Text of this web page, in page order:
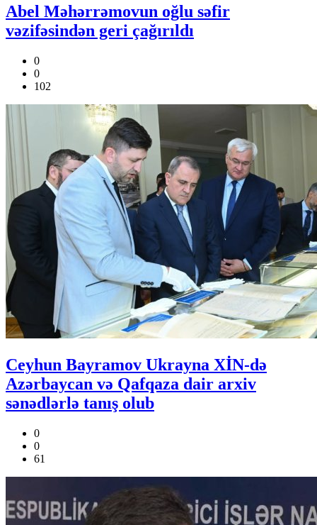
Abel Məhərrəmovun oğlu səfir
vəzifəsindən geri çağırıldı
0
0
102
Ceyhun Bayramov Ukrayna XİN-də
Azərbaycan və Qafqaza dair arxiv
sənədlərlə tanış olub
0
0
61